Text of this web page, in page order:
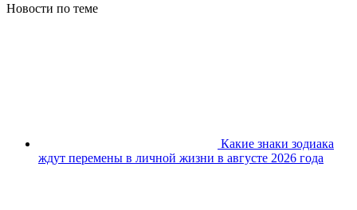
Новости по теме
Какие знаки зодиака
ждут перемены в личной жизни в августе 2026 года